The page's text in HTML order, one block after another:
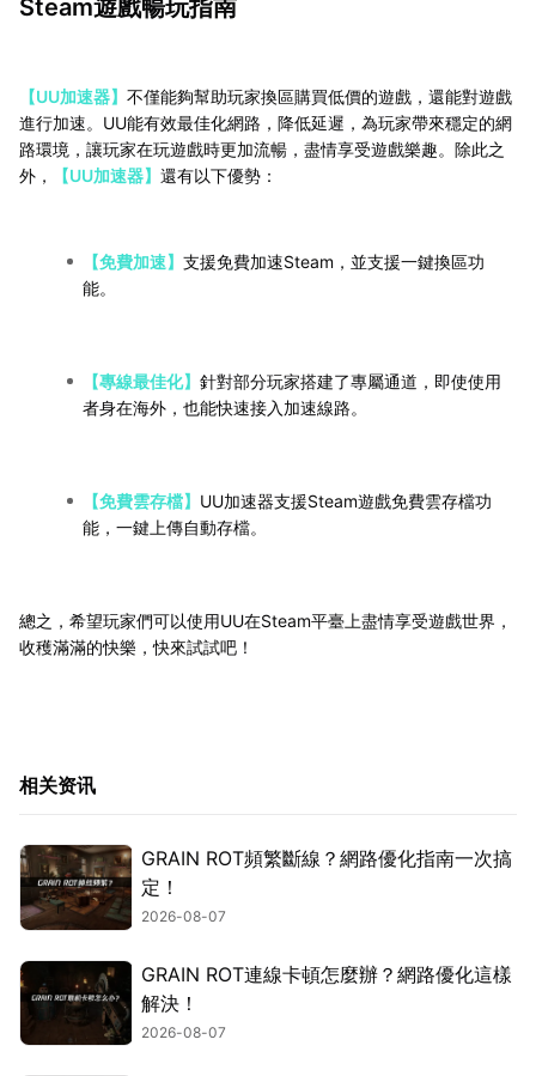
Steam遊戲暢玩指南
【UU加速器】 不僅能夠幫助玩家換區購買低價的遊戲，還能對遊戲
進行加速。UU能有效最佳化網路，降低延遲，為玩家帶來穩定的網
路環境，讓玩家在玩遊戲時更加流暢，盡情享受遊戲樂趣。除此之
外，
【UU加速器】 還有以下優勢：
【免費加速】 支援免費加速Steam，並支援一鍵換區功
能。
【專線最佳化】 針對部分玩家搭建了專屬通道，即使使用
者身在海外，也能快速接入加速線路。
【免費雲存檔】 UU加速器支援Steam遊戲免費雲存檔功
能，一鍵上傳自動存檔。
總之，希望玩家們可以使用UU在Steam平臺上盡情享受遊戲世界，
收穫滿滿的快樂，快來試試吧！
相关资讯
GRAIN ROT頻繁斷線？網路優化指南一次搞
定！
2026-08-07
GRAIN ROT連線卡頓怎麼辦？網路優化這樣
解決！
2026-08-07